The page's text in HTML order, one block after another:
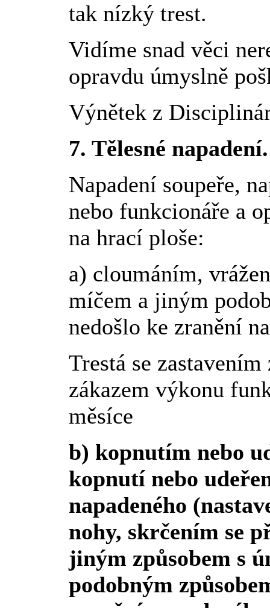
tak nízký trest.
Vidíme snad věci
opravdu úmyslně
Výnětek z
7. Tělesné napadení.
Napadení soupeře,
nebo funkcionáře a
na hrací ploše:
a) cloumáním,
míčem a jiným
nedošlo ke zranění
Trestá se
zákazem výkonu
měsíce
b) kopnutím nebo
kopnutí nebo
napadeného
nohy, skrčením se
jiným způsobem s
podobným